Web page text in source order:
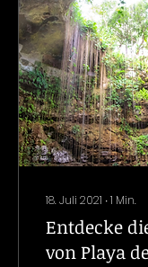
18. Juli 2021 ∙1 Min.
Entdecke
von Playa